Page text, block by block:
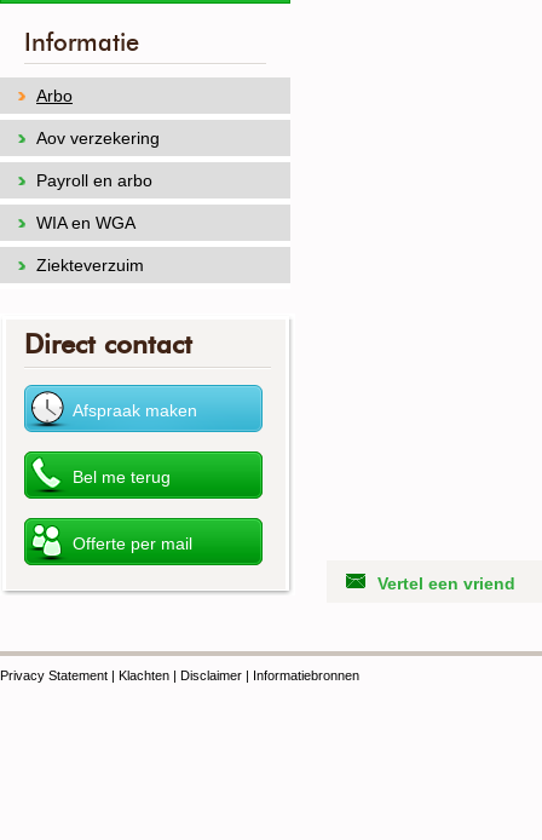
Vertel een vriend
Informatie
Arbo
Aov verzekering
Payroll en arbo
WIA en WGA
Ziekteverzuim
Direct contact
Privacy Statement | Klachten | Disclaimer | Informatiebronnen